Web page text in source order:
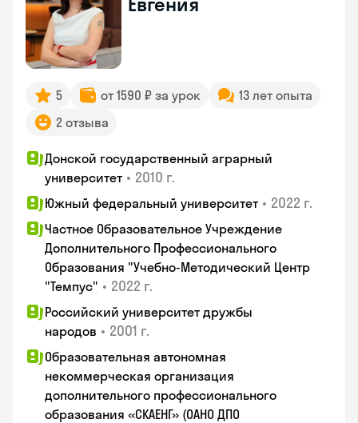
5 от 1590 ₽ за урок
13 лет опыта
2 отзыва
Донской государственный аграрный
университет • 2010 г.
Южный федеральный университет • 2022 г.
Частное Образовательное Учреждение
Дополнительного Профессионального
Образования "Учебно-Методический Центр
"Темпус" • 2022 г.
Российский университет дружбы
народов • 2001 г.
Образовательная автономная
некоммерческая организация
дополнительного профессионального
образования «СКАЕНГ» (ОАНО ДПО